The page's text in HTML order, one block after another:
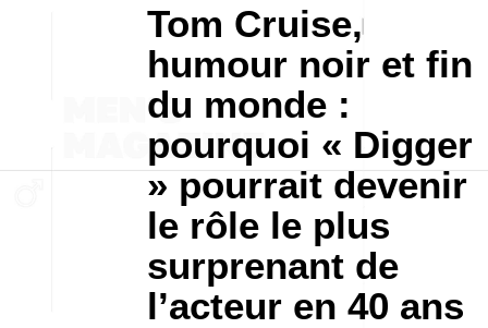
Tom Cruise,
humour noir et fin
du monde :
pourquoi « Digger
» pourrait devenir
le rôle le plus
surprenant de
l’acteur en 40 ans